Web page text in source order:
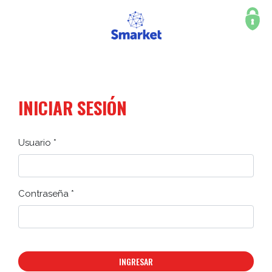
INICIAR SESIÓN
Usuario *
Contraseña *
INGRESAR